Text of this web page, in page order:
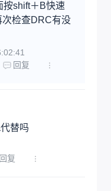
按shift＋B快速
检查DRC有没
回复
替吗
回复